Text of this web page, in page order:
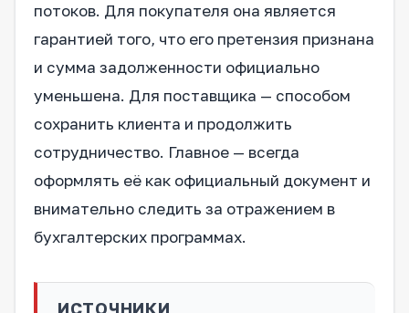
потоков. Для покупателя она является
гарантией того, что его претензия признана
и сумма задолженности официально
уменьшена. Для поставщика — способом
сохранить клиента и продолжить
сотрудничество. Главное — всегда
оформлять её как официальный документ и
внимательно следить за отражением в
бухгалтерских программах.
ИСТОЧНИКИ